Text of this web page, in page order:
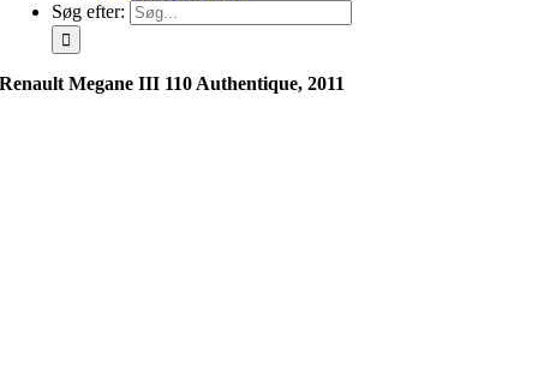
Søg efter:
Renault Megane III 110 Authentique, 2011